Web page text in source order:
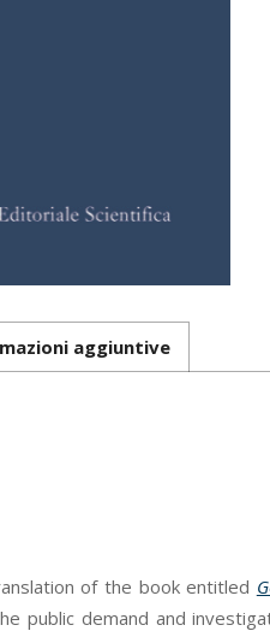
aggiuntive
of the book entitled
public demand and